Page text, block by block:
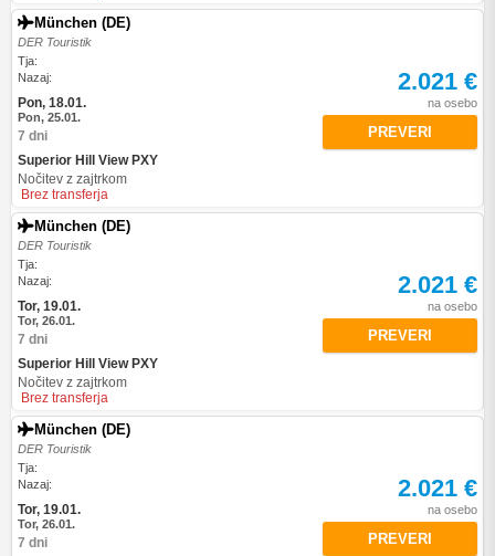
München (DE)
DER Touristik
Tja:
Nazaj:
Pon, 18.01.
Pon, 25.01.
7 dni
Superior Hill View PXY
Nočitev z zajtrkom
Brez transferja
2.021 €
na osebo
PREVERI
München (DE)
DER Touristik
Tja:
Nazaj:
Tor, 19.01.
Tor, 26.01.
7 dni
Superior Hill View PXY
Nočitev z zajtrkom
Brez transferja
2.021 €
na osebo
PREVERI
München (DE)
DER Touristik
Tja:
Nazaj:
Tor, 19.01.
Tor, 26.01.
7 dni
2.021 €
na osebo
PREVERI